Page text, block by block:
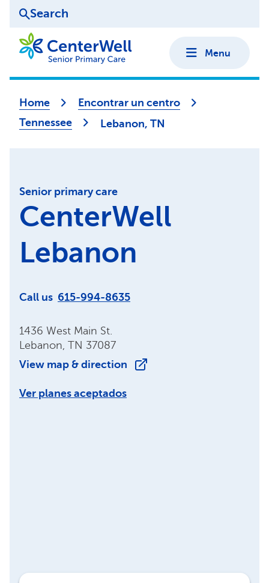
Search
Menu
Home
Encontrar un centro
Tennessee
Lebanon, TN
Senior primary care
CenterWell
Lebanon
Call us 615-994-8635
1436 West Main St.
Lebanon, TN 37087
View map & direction
Ver planes aceptados